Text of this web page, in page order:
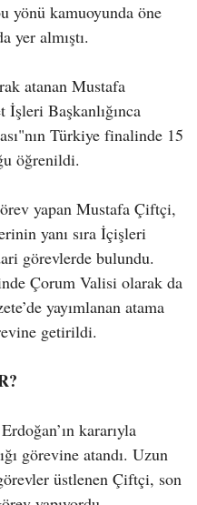
yönü kamuoyunda öne
yer almıştı.
atanan Mustafa
İşleri Başkanlığınca
Türkiye finalinde 15
öğrenildi.
yapan Mustafa Çiftçi,
yanı sıra İçişleri
görevlerde bulundu.
Çorum Valisi olarak da
yayımlanan atama
getirildi.
kararıyla
görevine atandı. Uzun
üstlenen Çiftçi, son